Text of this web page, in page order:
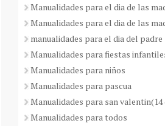
Manualidades para el dia de las
Manualidades para el dia de las
manualidades para el dia del padre
Manualidades para fiestas
Manualidades para niños
Manualidades para pascua
Manualidades para san
Manualidades para todos